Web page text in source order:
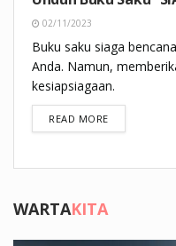
02/11/2023
Buku saku siaga
Anda. Namun,
kesiapsiagaan.
READ MOREDETAILS
WARTAKITA